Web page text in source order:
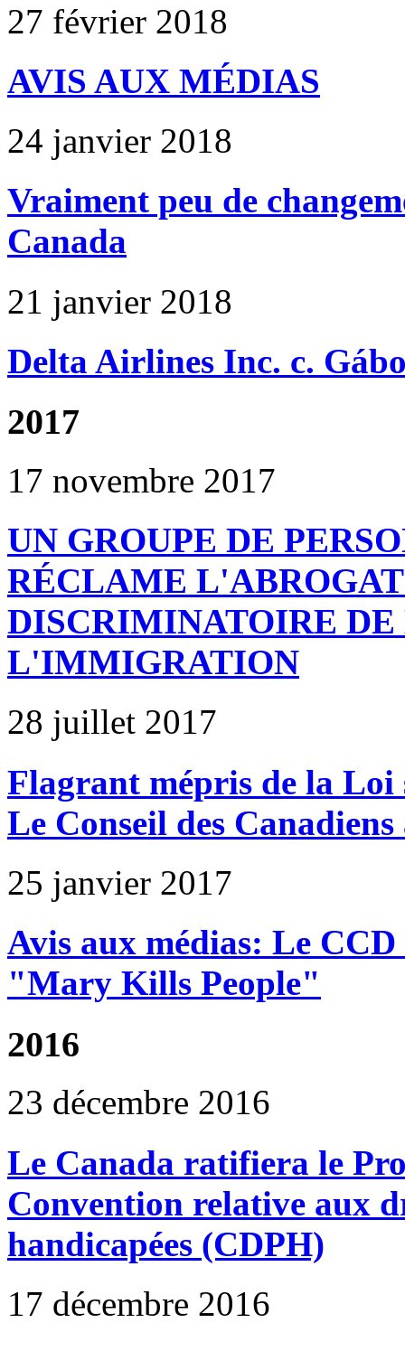
27 février 2018
AVIS AUX MÉDIAS
24 janvier 2018
Vraiment peu de
Canada
21 janvier 2018
Delta Airlines Inc. c.
2017
17 novembre 2017
UN GROUPE DE
RÉCLAME
DISCRIMINATOIRE
L'IMMIGRATION
28 juillet 2017
Flagrant mépris de la
Le Conseil des
25 janvier 2017
Avis aux médias: Le
"Mary Kills People"
2016
23 décembre 2016
Le Canada ratifiera le
Convention relative aux
handicapées (CDPH)
17 décembre 2016